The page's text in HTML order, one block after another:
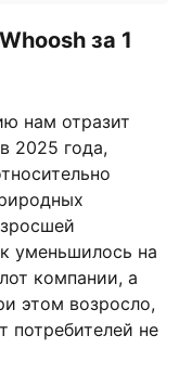
за 1
нам отразит
2025 года,
уменьшилось на
компании, а
этом возросло,
потребителей не